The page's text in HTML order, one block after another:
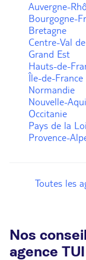
Auvergne-
Bourgogne-
Bretagne
Centre-Val
Grand Est
Hauts-de-
Île-de-France
Normandie
Nouvelle-
Occitanie
Pays de la
Provence-
Toutes les
Nos
agence TUI